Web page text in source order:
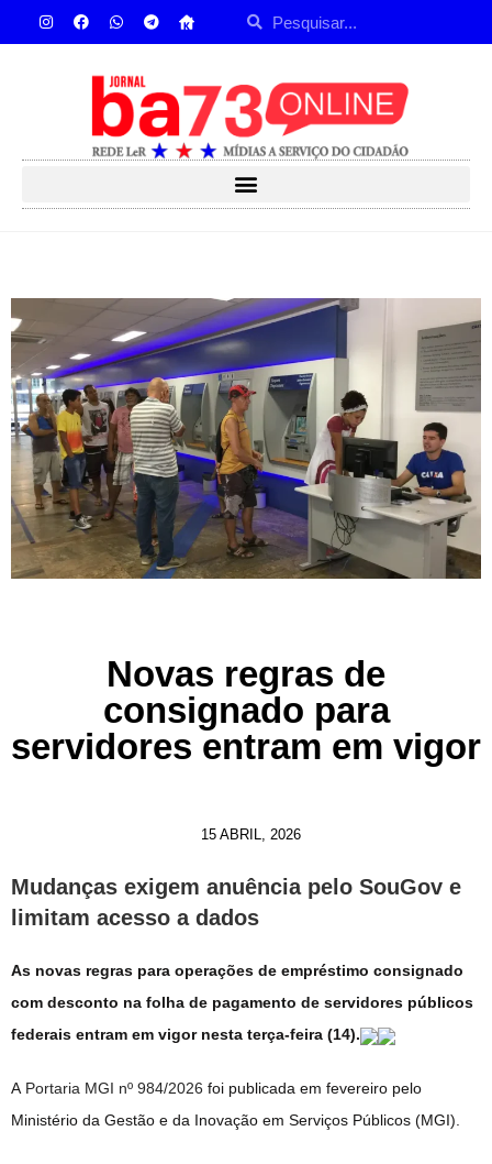
Novas regras de
consignado para
servidores entram em vigor
15 ABRIL, 2026
Mudanças exigem anuência pelo SouGov e
limitam acesso a dados
As novas regras para operações de empréstimo consignado
com desconto na folha de pagamento de servidores públicos
federais entram em vigor nesta terça-feira (14).
A Portaria MGI nº 984/2026 foi publicada em fevereiro pelo
Ministério da Gestão e da Inovação em Serviços Públicos (MGI).